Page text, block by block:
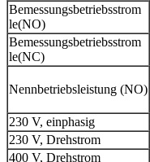
Bemessungsbetriebsstrom
le(NO)
Bemessungsbetriebsstrom
le(NC)
Nennbetriebsleistung (NO)
230 V, einphasig
230 V, Drehstrom
400 V, Drehstrom